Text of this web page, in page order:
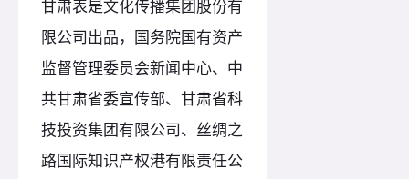
甘肃表是文化传播集团股份有
限公司出品，国务院国有资产
监督管理委员会新闻中心、中
共甘肃省委宣传部、甘肃省科
技投资集团有限公司、丝绸之
路国际知识产权港有限责任公